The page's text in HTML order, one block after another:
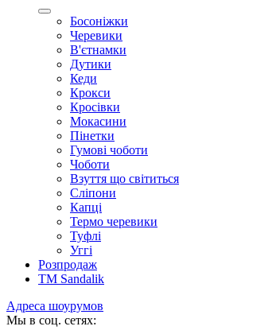
Босоніжки
Черевики
В'єтнамки
Дутики
Кеди
Крокси
Кросівки
Мокасини
Пінетки
Гумові чоботи
Чоботи
Взуття що світиться
Сліпони
Капці
Термо черевики
Туфлі
Уггі
Розпродаж
TM Sandalik
Адреса шоурумов
Мы в соц. сетях: